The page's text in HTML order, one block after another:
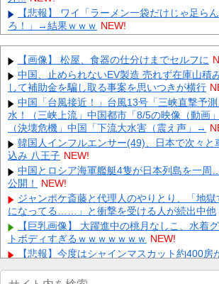
【悲報】 ワイ「ラーメン一袋だけじゃ足ら
ろ！」→結果ｗｗｗ NEW!
Snow Manラウールと深澤辰哉が「アナザー
かがパリ、どちらかが武蔵小山を訪れる 他
【ホロEN】カリオペ、劇場版『メイドイン
歌を担当！『アニソン歌手としてもどんどん
... NEW!
【衝撃】アジテーター超えの真の友情ゲー
【速報】スペイン主将ロドリさん…なんとバ
ｗｗｗｗｗｗ 他 NEW!
【最新画像】 GLAY・TERU＆パフィー亜美
トを公開してしまう！ NEW!
【極旨牛鉄板】 吉野家のステーキ定食1500
ｗｗｗ NEW!
【復讐】 絶対に「植えてはいけない植物」
年経って見に行くと…「！？」衝撃の光景が・
同僚の美人に土下座して必死に頼んだらこ
Powered by livedoor 相互RSS
【画像】 松屋、食器の仕分けまでセルフに
中国、止められないEV製造 売れず在庫山積
して補助金を騙し取る事案を思いつきが横行
中国「台風接近！」台風13号「三峡直撃予
水！（三峡上流」中国都市「8/5の映像（動画
（決壊危機」中国「下流大水害（震え声」→
韓国人インフルエンサー(49)、日本で次々と
込み 八王子 NEW!
中国とロシア海軍艦艇4隻が日本列島を一周
公開！
NEW!
ジャンポケ斎藤と代理人のやりとり、「地獄
になってる……」と衝撃を受ける人が続出中他
【巨乳画像】 大躍進中の桃月なしこ、水着
トボディすぎるｗｗｗｗｗｗｗ NEW!
【悲報】今度はシャインマスカット約400房
【画像】 超絶美女(32歳・子持ち)の人妻ボデ